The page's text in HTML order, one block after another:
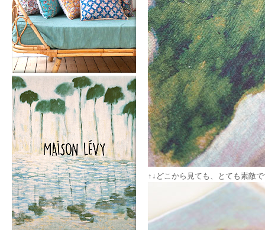
↑↓どこから見ても、とても素敵